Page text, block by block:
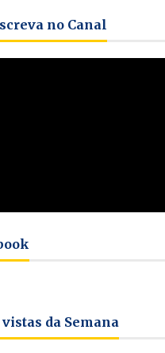
no Canal
da Semana